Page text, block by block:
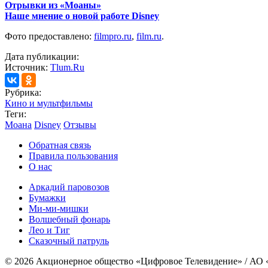
Отрывки из «Моаны»
Наше мнение о новой работе Disney
Фото предоставлено: filmpro.ru, film.ru.
Дата публикации:
Источник: Tlum.Ru
Рубрика:
Кино и мультфильмы
Теги:
Моана Disney Отзывы
Обратная связь
Правила пользования
О нас
Аркадий паровозов
Бумажки
Ми-ми-мишки
Волшебный фонарь
Лео и Тиг
Сказочный патруль
© 2026 Акционерное общество «Цифровое Телевидение» /